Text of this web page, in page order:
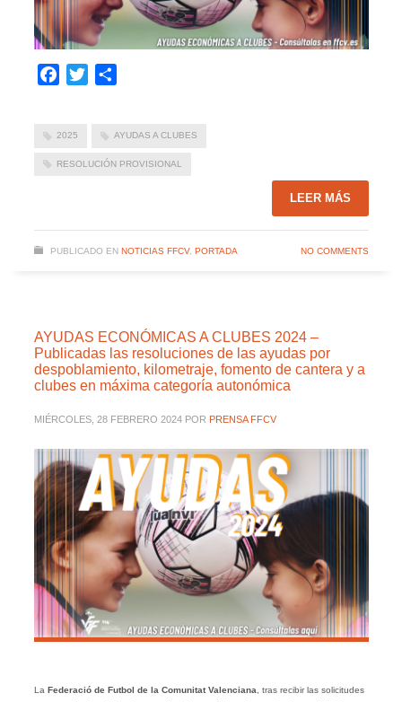
Facebook
Twitter
2025 AYUDAS A CLUBES
RESOLUCIÓN PROVISIONAL
LEER MÁS
PUBLICADO EN NOTICIAS FFCV, PORTADA NO COMMENTS
AYUDAS ECONÓMICAS A CLUBES 2024 –
Publicadas las resoluciones de las ayudas por
despoblamiento, kilometraje, fomento de cantera y a
clubes en máxima categoría autonómica
MIÉRCOLES, 28 FEBRERO 2024 POR PRENSA FFCV
La Federació de Futbol de la Comunitat Valenciana , tras recibir las solicitudes